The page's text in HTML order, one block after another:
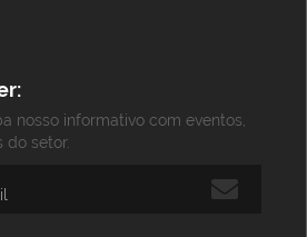
nosso informativo com eventos,
do setor.